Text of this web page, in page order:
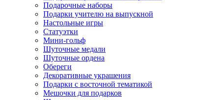
Подарочные наборы
Подарки учителю на выпускной
Настольные игры
Статуэтки
Мини-гольф
Шуточные медали
Шуточные ордена
Обереги
Декоративные украшения
Подарки с восточной тематикой
Мешочки для подарков